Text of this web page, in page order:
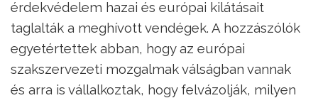
érdekvédelem hazai és európai kilátásait
taglalták a meghívott vendégek. A hozzászólók
egyetértettek abban, hogy az európai
szakszervezeti mozgalmak válságban vannak
és arra is vállalkoztak, hogy felvázolják, milyen